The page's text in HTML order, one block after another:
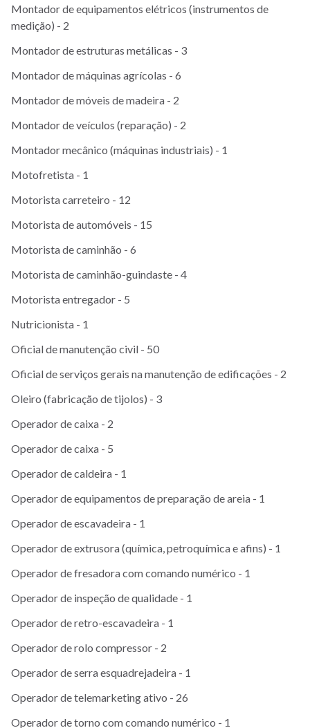
Montador de equipamentos elétricos (instrumentos de
medição) - 2
Montador de estruturas metálicas - 3
Montador de máquinas agrícolas - 6
Montador de móveis de madeira - 2
Montador de veículos (reparação) - 2
Montador mecânico (máquinas industriais) - 1
Motofretista - 1
Motorista carreteiro - 12
Motorista de automóveis - 15
Motorista de caminhão - 6
Motorista de caminhão-guindaste - 4
Motorista entregador - 5
Nutricionista - 1
Oficial de manutenção civil - 50
Oficial de serviços gerais na manutenção de edificações - 2
Oleiro (fabricação de tijolos) - 3
Operador de caixa - 2
Operador de caixa - 5
Operador de caldeira - 1
Operador de equipamentos de preparação de areia - 1
Operador de escavadeira - 1
Operador de extrusora (química, petroquímica e afins) - 1
Operador de fresadora com comando numérico - 1
Operador de inspeção de qualidade - 1
Operador de retro-escavadeira - 1
Operador de rolo compressor - 2
Operador de serra esquadrejadeira - 1
Operador de telemarketing ativo - 26
Operador de torno com comando numérico - 1